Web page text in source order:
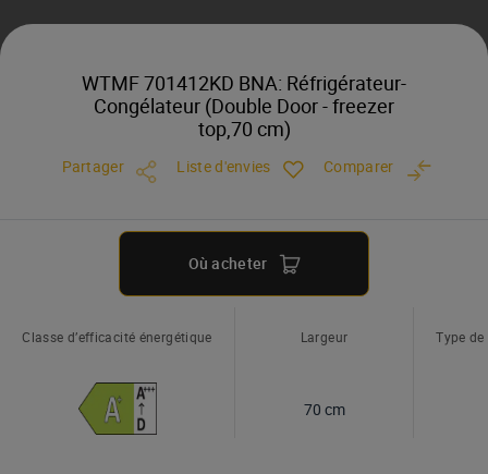
WTMF 701412KD BNA: Réfrigérateur-
Congélateur (Double Door - freezer
top,70 cm)
Partager Liste d'envies Comparer
Où acheter
Classe d’efficacité énergétique Largeur
70 cm
Type